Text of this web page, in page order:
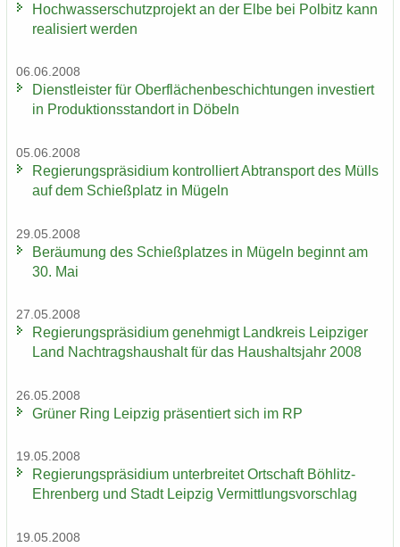
Hoch­was­ser­schutz­pro­jekt an der Elbe bei Pol­bitz kann
rea­li­siert wer­den
06.06.2008
Dienst­leis­ter für Ober­flä­chen­be­schich­tun­gen in­ves­tiert
in Pro­duk­ti­ons­stand­ort in Dö­beln
05.06.2008
Re­gie­rungs­prä­si­di­um kon­trol­liert Ab­trans­port des Mülls
auf dem Schieß­platz in Mü­geln
29.05.2008
Be­räu­mung des Schieß­plat­zes in Mü­geln be­ginnt am
30. Mai
27.05.2008
Re­gie­rungs­prä­si­di­um ge­neh­migt Land­kreis Leip­zi­ger
Land Nach­trags­haus­halt für das Haus­halts­jahr 2008
26.05.2008
Grü­ner Ring Leip­zig prä­sen­tiert sich im RP
19.05.2008
Re­gie­rungs­prä­si­di­um un­ter­brei­tet Ort­schaft Böhlitz-​
Ehrenberg und Stadt Leip­zig Ver­mitt­lungs­vor­schlag
19.05.2008